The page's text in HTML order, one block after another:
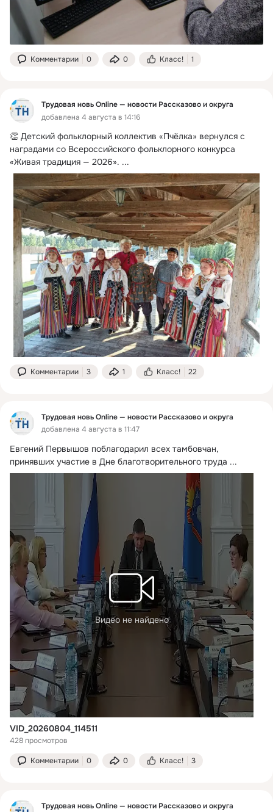
Комментарии 0 0 Класс! 1
Трудовая новь Online — новости Рассказово и округа
добавлена 4 августа в 14:16
👏 Детский фольклорный коллектив «Пчёлка» вернулся с
наградами со Всероссийского фольклорного конкурса
«Живая традиция — 2026». ...
Комментарии 3 1 Класс! 22
Трудовая новь Online — новости Рассказово и округа
добавлена 4 августа в 11:47
Евгений Первышов поблагодарил всех тамбовчан,
принявших участие в Дне благотворительного труда ...
Видео не найдено
VID_20260804_114511
428 просмотров
Комментарии 0 0 Класс! 3
Трудовая новь Online — новости Рассказово и округа